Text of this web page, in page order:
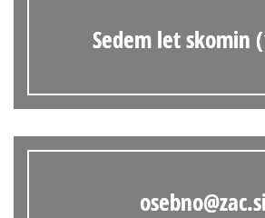
Sedem let skomin
osebno@zac.si